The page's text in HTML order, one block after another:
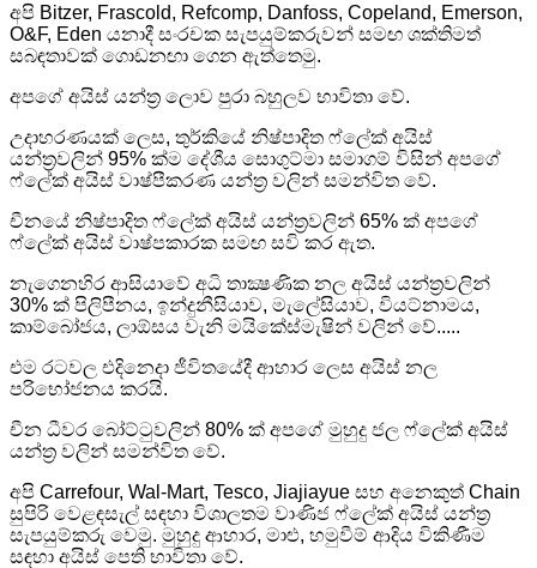
අපි Bitzer, Frascold, Refcomp, Danfoss, Copeland, Emerson,
O&F, Eden යනාදී සංරචක සැපයුම්කරුවන් සමඟ ශක්තිමත්
සබඳතාවක් ගොඩනඟා ගෙන ඇත්තෙමු.
අපගේ අයිස් යන්ත්‍ර ලොව පුරා බහුලව භාවිතා වේ.
උදාහරණයක් ලෙස, තුර්කියේ නිෂ්පාදිත ෆ්ලේක් අයිස්
යන්ත්‍රවලින් 95% ක්ම දේශීය සොගුට්මා සමාගම් විසින් අපගේ
ෆ්ලේක් අයිස් වාෂ්පීකරණ යන්ත්‍ර වලින් සමන්විත වේ.
චීනයේ නිෂ්පාදිත ෆ්ලේක් අයිස් යන්ත්‍රවලින් 65% ක් අපගේ
ෆ්ලේක් අයිස් වාෂ්පකාරක සමඟ සවි කර ඇත.
නැගෙනහිර ආසියාවේ අධි තාක්‍ෂණික නල අයිස් යන්ත්‍රවලින්
30% ක් පිලිපීනය, ඉන්දුනීසියාව, මැලේසියාව, වියට්නාමය,
කාම්බෝජය, ලාඕසය වැනි මයිකේස්මැෂින් වලින් වේ.....
එම රටවල එදිනෙදා ජීවිතයේදී ආහාර ලෙස අයිස් නල
පරිභෝජනය කරයි.
චීන ධීවර බෝට්ටුවලින් 80% ක් අපගේ මුහුදු ජල ෆ්ලේක් අයිස්
යන්ත්‍ර වලින් සමන්විත වේ.
අපි Carrefour, Wal-Mart, Tesco, Jiajiayue සහ අනෙකුත් Chain
සුපිරි වෙළඳසැල් සඳහා විශාලතම වාණිජ ෆ්ලේක් අයිස් යන්ත්‍ර
සැපයුම්කරු වෙමු. මුහුදු ආහාර, මාළු, හමුවීම් ආදිය විකිණීම
සඳහා අයිස් පෙති භාවිතා වේ.